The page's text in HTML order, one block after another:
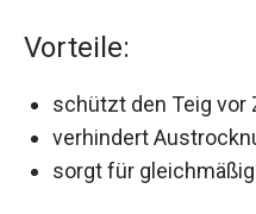
Vorteile:
schützt den Teig vor
verhindert
sorgt für